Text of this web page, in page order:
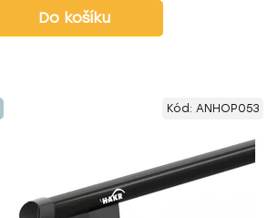
Do košíku
Kód: ANHOP053